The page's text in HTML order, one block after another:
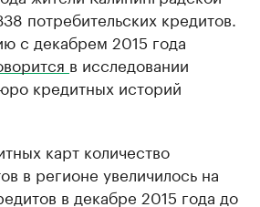
потребительских кредитов.
с декабрем 2015 года
в исследовании
кредитных историй
карт количество
в регионе увеличилось на
в декабре 2015 года до